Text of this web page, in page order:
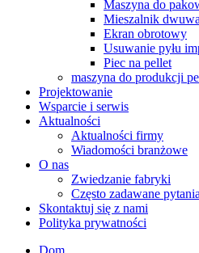
Maszyna do
Mieszalnik
Ekran obrotowy
Usuwanie pyłu
Piec na pellet
maszyna do produkcji
Projektowanie
Wsparcie i serwis
Aktualności
Aktualności firmy
Wiadomości branżowe
O nas
Zwiedzanie fabryki
Często zadawane pytania
Skontaktuj się z nami
Polityka prywatności
Dom